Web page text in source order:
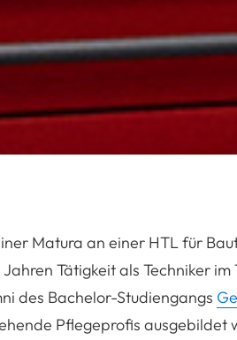
Matura an einer HTL für
Tätigkeit als Techniker
des Bachelor-Studiengangs
Pflegeprofis ausgebildet